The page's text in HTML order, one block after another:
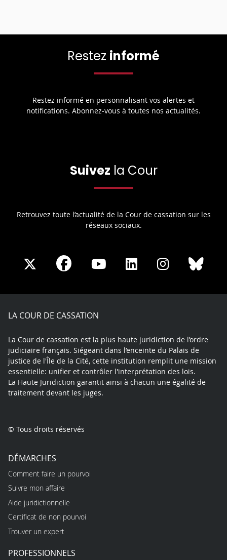
Restez informé
Restez informé en personnalisant vos alertes et
notifications. Abonnez-vous à toutes nos actualités.
Suivez la Cour
Retrouvez toute l’actualité de la Cour de cassation sur les
réseaux sociaux.
Share
X
Share
Facebook
Share
Youtube
Share
LinkedIn
Share
Instagram
LA COUR DE CASSATION
La Cour de cassation est la plus haute juridiction de l’ordre
judiciaire français. Siégeant dans l’enceinte du Palais de
justice de l'Île de la Cité, cette institution remplit une mission
essentielle: unifier et contrôler l'interprétation des lois.
La Haute Juridiction garantit ainsi à chacun une égalité de
traitement devant les juges.
© Tous droits réservés
DÉMARCHES
Comment faire un pourvoi
Suivre mon affaire
Aide juridictionnelle
Certificat de non pourvoi
Trouver un expert
PROFESSIONNELS